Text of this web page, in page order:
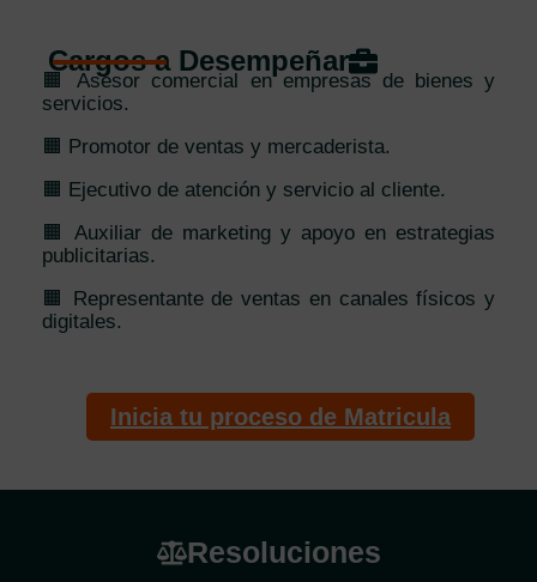
Cargos a Desempeñar
🟧 Asesor comercial en empresas de bienes y
servicios.
🟧 Promotor de ventas y mercaderista.
🟧 Ejecutivo de atención y servicio al cliente.
🟧 Auxiliar de marketing y apoyo en estrategias
publicitarias.
🟧 Representante de ventas en canales físicos y
digitales.
Inicia tu proceso de Matricula
Resoluciones